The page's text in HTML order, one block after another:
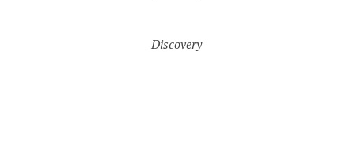
Discovery